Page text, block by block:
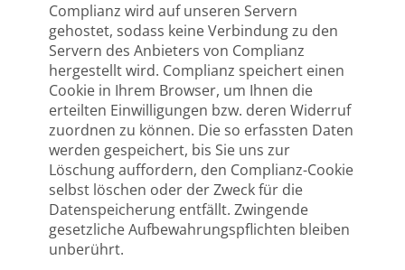
Complianz wird auf unseren Servern
gehostet, sodass keine Verbindung zu den
Servern des Anbieters von Complianz
hergestellt wird. Complianz speichert einen
Cookie in Ihrem Browser, um Ihnen die
erteilten Einwilligungen bzw. deren Widerruf
zuordnen zu können. Die so erfassten Daten
werden gespeichert, bis Sie uns zur
Löschung auffordern, den Complianz-Cookie
selbst löschen oder der Zweck für die
Datenspeicherung entfällt. Zwingende
gesetzliche Aufbewahrungspflichten bleiben
unberührt.